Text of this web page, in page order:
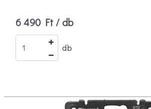
6 490 Ft / db
db